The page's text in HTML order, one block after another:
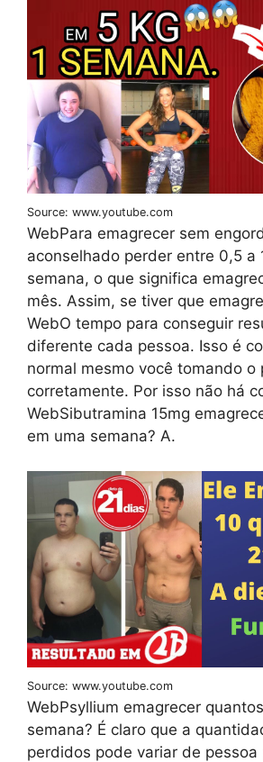
Source: www.youtube.com
WebPara emagrecer sem
aconselhado perder entre 0,5 a
semana, o que significa
mês. Assim, se tiver que
WebO tempo para conseguir
diferente cada pessoa. Isso é
normal mesmo você tomando o
corretamente. Por isso não há
WebSibutramina 15mg
em uma semana? A.
Source: www.youtube.com
WebPsyllium emagrecer
semana? É claro que a
perdidos pode variar de pessoa